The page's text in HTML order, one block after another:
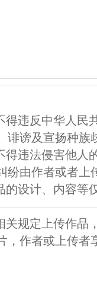
得违反中华人民
诽谤及宣扬种族
得违法侵害他人
纷由作者或者上
的设计、内容等
规定上传作品
，作者或上传者